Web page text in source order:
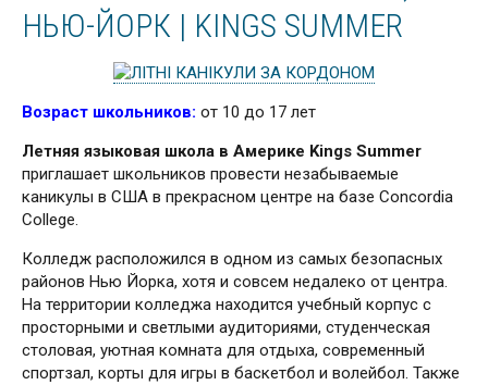
НЬЮ-ЙОРК | KINGS SUMMER
Возраст школьников: от 10 до 17 лет
Летняя языковая школа в Америке Kings Summer
приглашает школьников провести незабываемые
каникулы в США в прекрасном центре на базе Concordia
College.
Колледж расположился в одном из самых безопасных
районов Нью Йорка, хотя и совсем недалеко от центра.
На территории колледжа находится учебный корпус с
просторными и светлыми аудиториями, студенческая
столовая, уютная комната для отдыха, современный
спортзал, корты для игры в баскетбол и волейбол. Также